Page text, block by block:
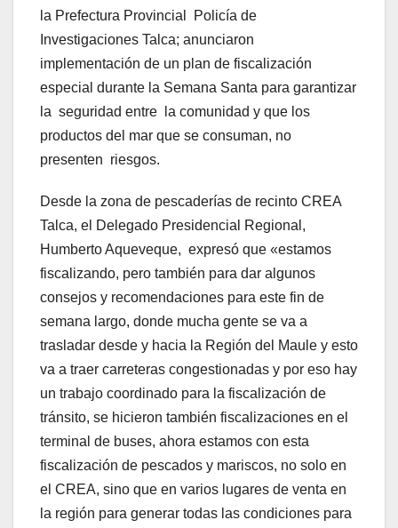
la Prefectura Provincial Policía de
Investigaciones Talca; anunciaron
implementación de un plan de fiscalización
especial durante la Semana Santa para garantizar
la seguridad entre la comunidad y que los
productos del mar que se consuman, no
presenten riesgos.
Desde la zona de pescaderías de recinto CREA
Talca, el Delegado Presidencial Regional,
Humberto Aqueveque, expresó que «estamos
fiscalizando, pero también para dar algunos
consejos y recomendaciones para este fin de
semana largo, donde mucha gente se va a
trasladar desde y hacia la Región del Maule y esto
va a traer carreteras congestionadas y por eso hay
un trabajo coordinado para la fiscalización de
tránsito, se hicieron también fiscalizaciones en el
terminal de buses, ahora estamos con esta
fiscalización de pescados y mariscos, no solo en
el CREA, sino que en varios lugares de venta en
la región para generar todas las condiciones para